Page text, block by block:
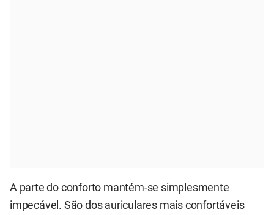
A parte do conforto mantém-se simplesmente
impecável. São dos auriculares mais confortáveis